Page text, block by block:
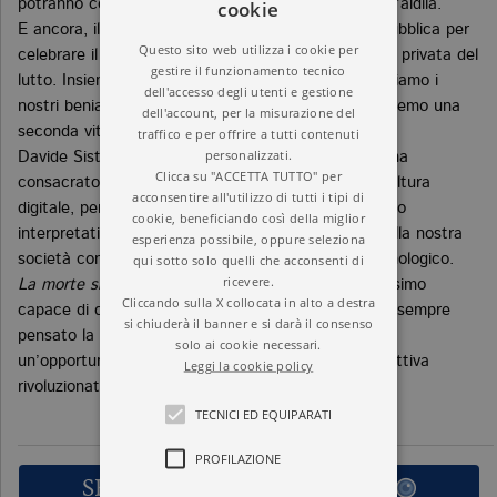
potranno continuare a farci gli auguri ogni anno nell’aldilà.
E ancora, il web è diventata la più grande piazza pubblica per
celebrare il ricordo o condividere anche l’esperienza privata del
lutto. Insieme piangiamo i nostri cari, insieme ricordiamo i
nostri beniamini. Insieme, in un futuro prossimo, vivremo una
seconda vita nella realtà virtuale.
Davide Sisto, giovane filosofo che da lungo tempo ha
consacrato i suoi studi alla relazione tra morte e cultura
digitale, per la prima volta mette insieme un discorso
interpretativo che ha al centro il rapporto nuovo della nostra
società con la morte indotto dall’avanzamento tecnologico.
La morte si fa social
è il migliore esempio di umanesimo
capace di confrontarsi con l’era digitale. L’uomo ha sempre
pensato la morte. Oggi più che mai, il digitale offre
un’opportunità per ripensare la morte in una prospettiva
rivoluzionata.
SFOGLIA LE PRIME PAGINE
cookie
Questo sito web utilizza i cookie per
gestire il funzionamento tecnico
dell'accesso degli utenti e gestione
dell'account, per la misurazione del
traffico e per offrire a tutti contenuti
personalizzati.
Clicca su "ACCETTA TUTTO" per
acconsentire all'utilizzo di tutti i tipi di
cookie, beneficiando così della miglior
esperienza possibile, oppure seleziona
qui sotto solo quelli che acconsenti di
ricevere.
Cliccando sulla X collocata in alto a destra
si chiuderà il banner e si darà il consenso
solo ai cookie necessari.
Leggi la cookie policy
TECNICI ED EQUIPARATI
PROFILAZIONE